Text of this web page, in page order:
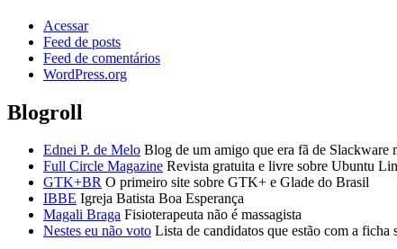
Acessar
Feed de posts
Feed de comentários
WordPress.org
Blogroll
Ednei P. de Melo Blog de um amigo que era fã de Slackware
Full Circle Magazine Revista gratuita e livre sobre Ubuntu
GTK+BR O primeiro site sobre GTK+ e Glade do Brasil
IBBE Igreja Batista Boa Esperança
Magali Braga Fisioterapeuta não é massagista
Nestes eu não voto Lista de candidatos que estão com a ficha